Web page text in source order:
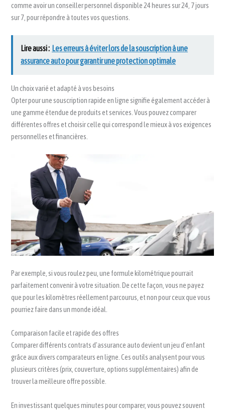
comme avoir un conseiller personnel disponible 24 heures sur 24, 7 jours
sur 7, pour répondre à toutes vos questions.
Lire aussi : Les erreurs à éviter lors de la souscription à une
assurance auto pour garantir une protection optimale
Un choix varié et adapté à vos besoins
Opter pour une souscription rapide en ligne signifie également accéder à
une gamme étendue de produits et services. Vous pouvez comparer
différentes offres et choisir celle qui correspond le mieux à vos exigences
personnelles et financières.
Par exemple, si vous roulez peu, une formule kilométrique pourrait
parfaitement convenir à votre situation. De cette façon, vous ne payez
que pour les kilomètres réellement parcourus, et non pour ceux que vous
pourriez faire dans un monde idéal.
Comparaison facile et rapide des offres
Comparer différents contrats d’assurance auto devient un jeu d’enfant
grâce aux divers comparateurs en ligne. Ces outils analysent pour vous
plusieurs critères (prix, couverture, options supplémentaires) afin de
trouver la meilleure offre possible.
En investissant quelques minutes pour comparer, vous pouvez souvent